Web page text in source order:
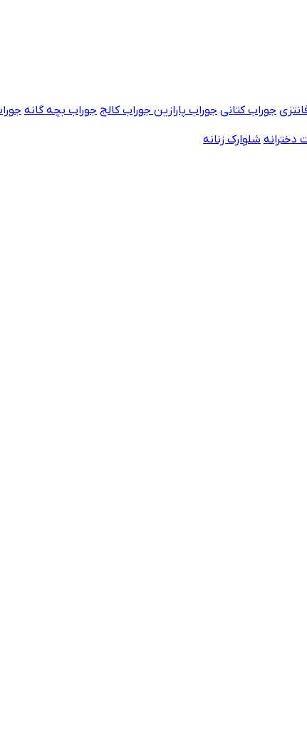
جوراب کتانی جوراب پارازین جوراب کالج جوراب بچه گانه
دخترانه شلوارک زنانه